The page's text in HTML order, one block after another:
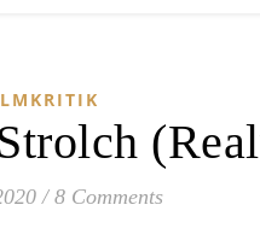
/ 8 Comments